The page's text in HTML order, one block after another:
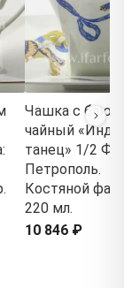
Чашка с
чайный
танец» 1/2
Петрополь.
Костяной
220 мл.
10 846 ₽